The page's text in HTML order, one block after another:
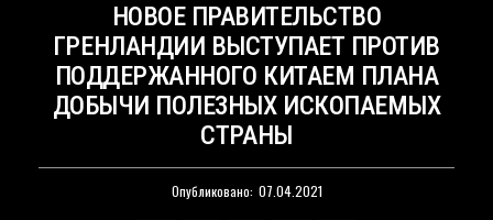
НОВОЕ ПРАВИТЕЛЬСТВО
ГРЕНЛАНДИИ ВЫСТУПАЕТ ПРОТИВ
ПОДДЕРЖАННОГО КИТАЕМ ПЛАНА
ДОБЫЧИ ПОЛЕЗНЫХ ИСКОПАЕМЫХ
СТРАНЫ
Опубликовано: 07.04.2021